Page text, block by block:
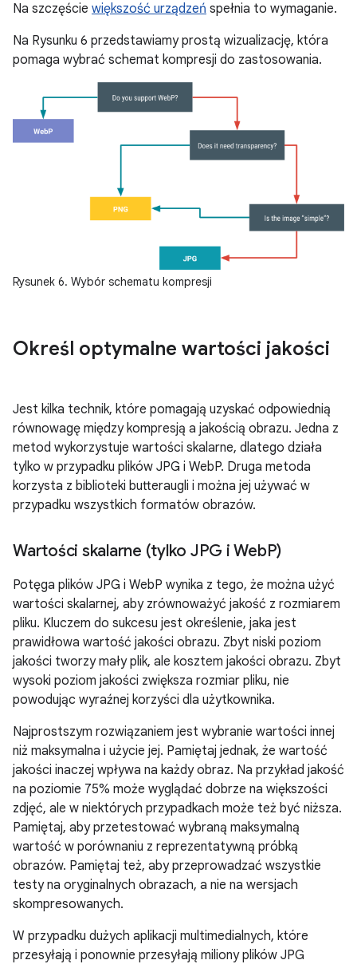
Na szczęście większość urządzeń spełnia to wymaganie.
Na Rysunku 6 przedstawiamy prostą wizualizację, która
pomaga wybrać schemat kompresji do zastosowania.
Rysunek 6. Wybór schematu kompresji
Określ optymalne wartości jakości
Jest kilka technik, które pomagają uzyskać odpowiednią
równowagę między kompresją a jakością obrazu. Jedna z
metod wykorzystuje wartości skalarne, dlatego działa
tylko w przypadku plików JPG i WebP. Druga metoda
korzysta z biblioteki butteraugli i można jej używać w
przypadku wszystkich formatów obrazów.
Wartości skalarne (tylko JPG i WebP)
Potęga plików JPG i WebP wynika z tego, że można użyć
wartości skalarnej, aby zrównoważyć jakość z rozmiarem
pliku. Kluczem do sukcesu jest określenie, jaka jest
prawidłowa wartość jakości obrazu. Zbyt niski poziom
jakości tworzy mały plik, ale kosztem jakości obrazu. Zbyt
wysoki poziom jakości zwiększa rozmiar pliku, nie
powodując wyraźnej korzyści dla użytkownika.
Najprostszym rozwiązaniem jest wybranie wartości innej
niż maksymalna i użycie jej. Pamiętaj jednak, że wartość
jakości inaczej wpływa na każdy obraz. Na przykład jakość
na poziomie 75% może wyglądać dobrze na większości
zdjęć, ale w niektórych przypadkach może też być niższa.
Pamiętaj, aby przetestować wybraną maksymalną
wartość w porównaniu z reprezentatywną próbką
obrazów. Pamiętaj też, aby przeprowadzać wszystkie
testy na oryginalnych obrazach, a nie na wersjach
skompresowanych.
W przypadku dużych aplikacji multimedialnych, które
przesyłają i ponownie przesyłają miliony plików JPG